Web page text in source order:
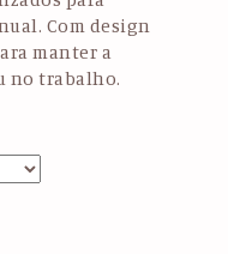
Com design
manter a
no trabalho.